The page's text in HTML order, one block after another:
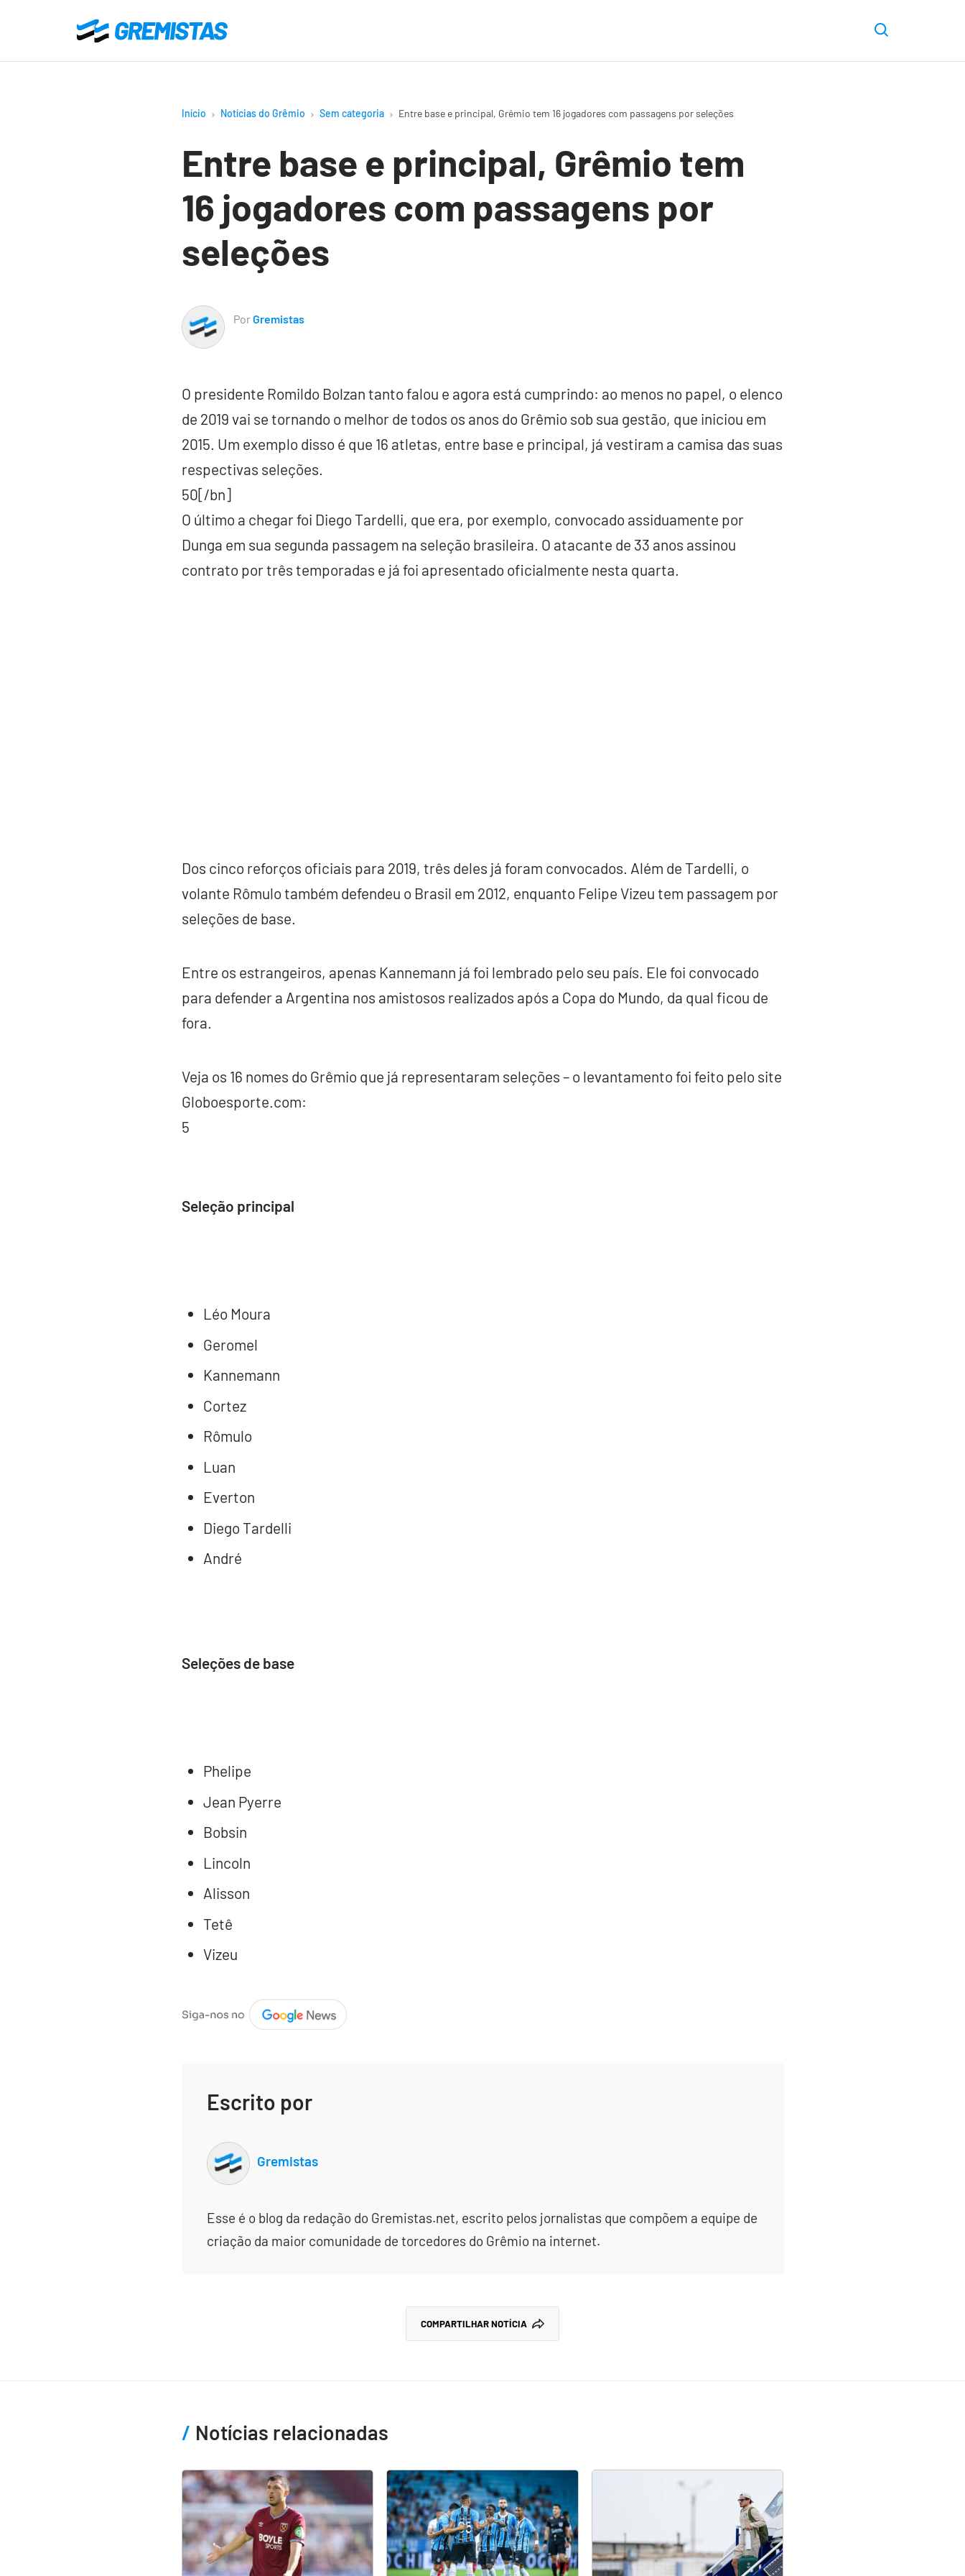
o
Gremistas
Início Notícias do Grêmio Sem categoria Entre base e principal, Grêmio tem 16 jogadores com passagens por seleções
Entre base e principal, Grêmio tem
16 jogadores com passagens por
seleções
PorGremistas
O presidente Romildo Bolzan tanto falou e agora está cumprindo: ao menos no papel, o elenco
de 2019 vai se tornando o melhor de todos os anos do Grêmio sob sua gestão, que iniciou em
2015. Um exemplo disso é que 16 atletas, entre base e principal, já vestiram a camisa das suas
respectivas seleções.
50[/bn]
O último a chegar foi Diego Tardelli, que era, por exemplo, convocado assiduamente por
Dunga em sua segunda passagem na seleção brasileira. O atacante de 33 anos assinou
contrato por três temporadas e já foi apresentado oficialmente nesta quarta.
Dos cinco reforços oficiais para 2019, três deles já foram convocados. Além de Tardelli, o
volante Rômulo também defendeu o Brasil em 2012, enquanto Felipe Vizeu tem passagem por
seleções de base.
Entre os estrangeiros, apenas Kannemann já foi lembrado pelo seu país. Ele foi convocado
para defender a Argentina nos amistosos realizados após a Copa do Mundo, da qual ficou de
fora.
Veja os 16 nomes do Grêmio que já representaram seleções – o levantamento foi feito pelo site
Globoesporte.com:
5
Seleção principal
Léo Moura
Geromel
Kannemann
Cortez
Rômulo
Luan
Everton
Diego Tardelli
André
Seleções de base
Phelipe
Jean Pyerre
Bobsin
Lincoln
Alisson
Tetê
Vizeu
Escrito por
Gremistas
Esse é o blog da redação do Gremistas.net, escrito pelos jornalistas que compõem a equipe de
criação da maior comunidade de torcedores do Grêmio na internet.
COMPARTILHAR NOTÍCIA
Notícias relacionadas